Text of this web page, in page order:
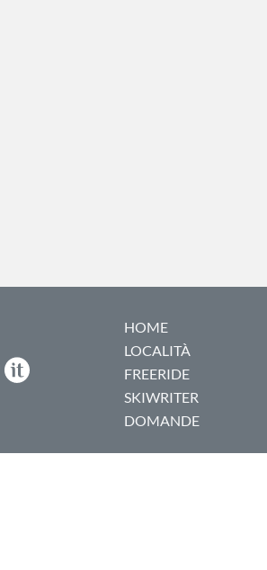
HOME
LOCALITÀ
FREERIDE
SKIWRITER
DOMANDE